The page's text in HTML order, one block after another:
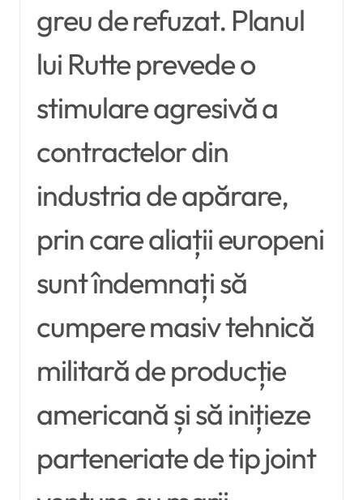
greu de refuzat. Planul
lui Rutte prevede o
stimulare agresivă a
contractelor din
industria de apărare,
prin care aliații europeni
sunt îndemnați să
cumpere masiv tehnică
militară de producție
americană și să inițieze
parteneriate de tip joint